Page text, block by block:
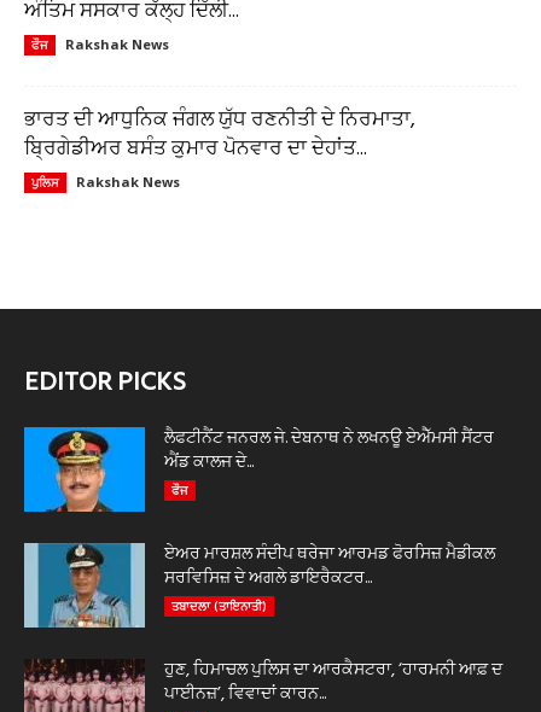
ਅੰਤਿਮ ਸਸਕਾਰ ਕੱਲ੍ਹ ਦਿੱਲੀ...
ਫੌਜ Rakshak News
ਭਾਰਤ ਦੀ ਆਧੁਨਿਕ ਜੰਗਲ ਯੁੱਧ ਰਣਨੀਤੀ ਦੇ ਨਿਰਮਾਤਾ,
ਬ੍ਰਿਗੇਡੀਅਰ ਬਸੰਤ ਕੁਮਾਰ ਪੋਨਵਾਰ ਦਾ ਦੇਹਾਂਤ...
ਪੁਲਿਸ Rakshak News
EDITOR PICKS
ਲੈਫਟੀਨੈਂਟ ਜਨਰਲ ਜੇ. ਦੇਬਨਾਥ ਨੇ ਲਖਨਊ ਏਐੱਮਸੀ ਸੈਂਟਰ
ਐਂਡ ਕਾਲਜ ਦੇ...
ਫੌਜ
ਏਅਰ ਮਾਰਸ਼ਲ ਸੰਦੀਪ ਥਰੇਜਾ ਆਰਮਡ ਫੋਰਸਿਜ਼ ਮੈਡੀਕਲ
ਸਰਵਿਸਿਜ਼ ਦੇ ਅਗਲੇ ਡਾਇਰੈਕਟਰ...
ਤਬਾਦਲਾ (ਤਾਇਨਾਤੀ)
ਹੁਣ, ਹਿਮਾਚਲ ਪੁਲਿਸ ਦਾ ਆਰਕੈਸਟਰਾ, ‘ਹਾਰਮਨੀ ਆਫ਼ ਦ
ਪਾਈਨਜ਼’, ਵਿਵਾਦਾਂ ਕਾਰਨ...